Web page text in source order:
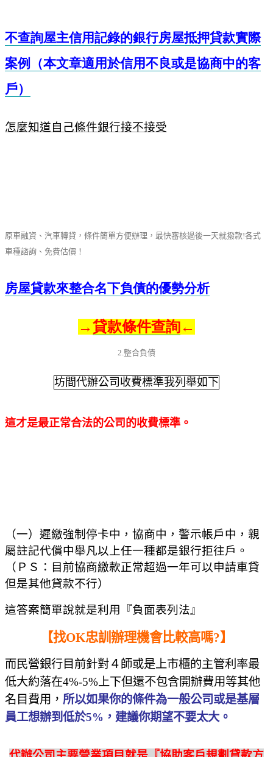
不查詢屋主信用記錄的銀行房屋抵押貸款實際
案例（本文章適用於信用不良或是協商中的客
戶）
怎麼知道自己條件銀行接不接受
原車融資、汽車轉貸，條件簡單方便辦理，最快審核過後一天就撥款!各式
車種諮詢、免費估價！
房屋貸款來整合名下負債的優勢分析
→貸款條件查詢←
2.整合負債
坊間代辦公司收費標準我列舉如下
這才是最正常合法的公司的收費標準。
（一）遲繳強制停卡中，協商中，警示帳戶中，親
屬註記代償中舉凡以上任一種都是銀行拒往戶。
（ＰＳ：目前協商繳款正常超過一年可以申請車貸
但是其他貸款不行）
這答案簡單說就是利用『負面表列法』
【找OK忠訓辦理機會比較高嗎?】
而民營銀行目前針對４師或是上市櫃的主管利率最
低大約落在4%-5%上下但還不包含開辦費用等其他
名目費用， 所以如果你的條件為一般公司或是基層
員工想辦到低於5% ，建議你期望不要太大。